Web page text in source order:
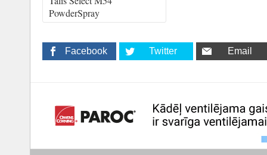
PowderSpray
Facebook Twitter Email